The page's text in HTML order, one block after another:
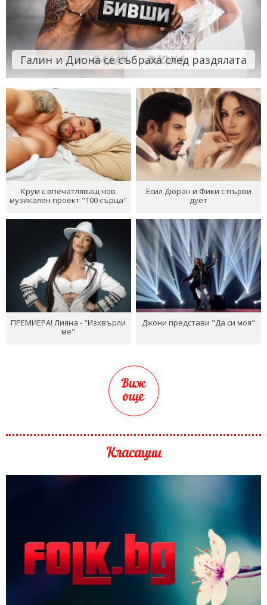
Галин и Диона се събраха след раздялата
Крум с впечатляващ нов
музикален проект "100 сърца"
Есил Дюран и Фики с първи
дует
ПРЕМИЕРА! Лияна - "Изхвърли
ме"
Джони представи "Да си моя"
Виж
още
Класации